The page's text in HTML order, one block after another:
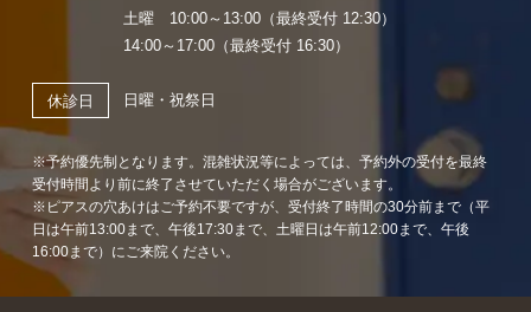
土曜 10:00～13:00（最終受付 12:30）
14:00～17:00（最終受付 16:30）
休診日 日曜・祝祭日
※予約優先制となります。混雑状況等によっては、予約外の受付を最終
受付時間より前に終了させていただく場合がございます。
※ピアスの穴あけはご予約不要ですが、受付終了時間の30分前まで（平
日は午前13:00まで、午後17:30まで、土曜日は午前12:00まで、午後
16:00まで）にご来院ください。